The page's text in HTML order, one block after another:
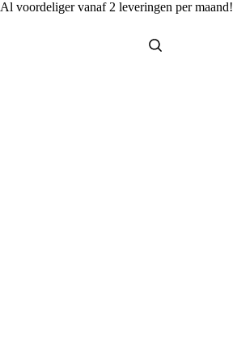
Al voordeliger vanaf 2 leveringen per maand!